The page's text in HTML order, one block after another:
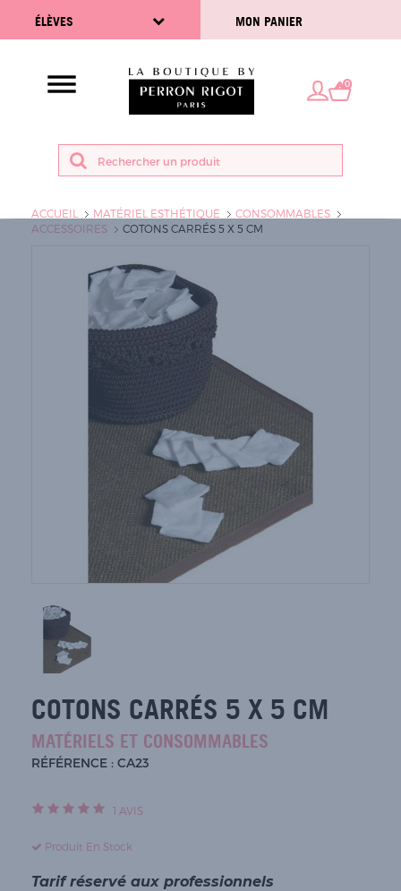
ÉLÈVES MON PANIER
0
ACCUEIL MATÉRIEL ESTHÉTIQUE
CONSOMMABLES
ACCESSOIRES
COTONS CARRÉS 5 X 5 CM
COTONS CARRÉS 5 X 5 CM
MATÉRIELS ET CONSOMMABLES
RÉFÉRENCE : CA23
1 AVIS
Produit En Stock
Tarif réservé aux professionnels